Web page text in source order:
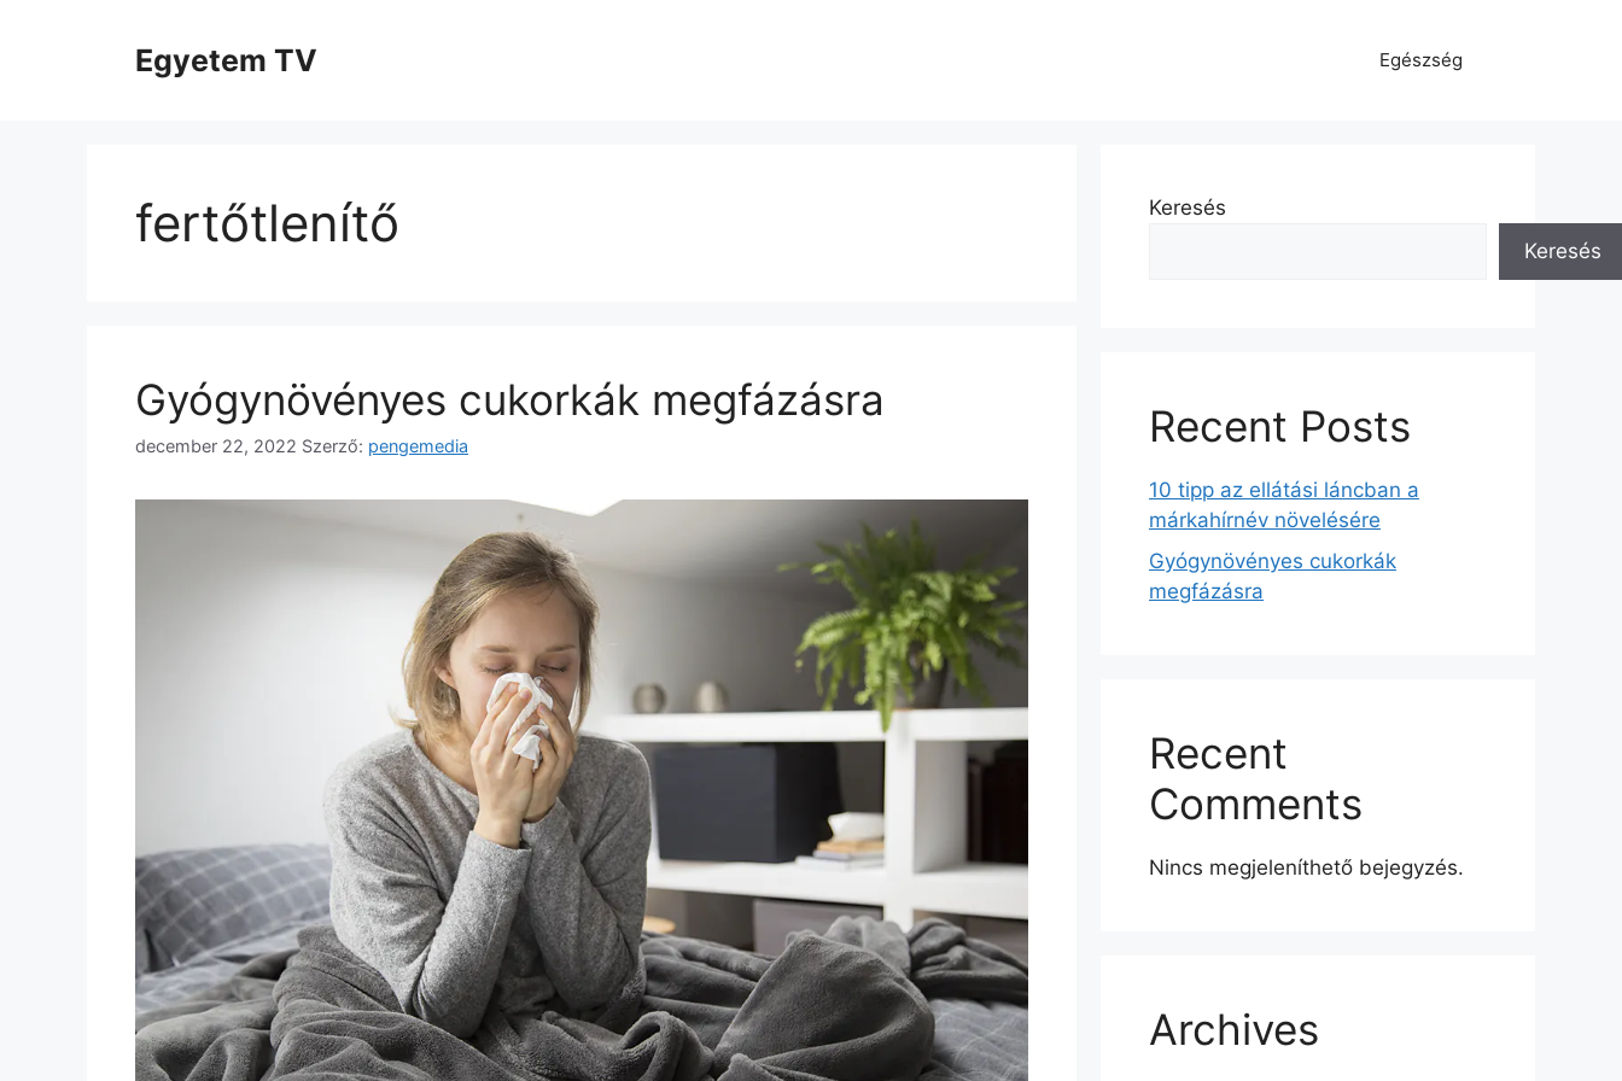
Egyetem TV Egészség
fertőtlenítő
Gyógynövényes cukorkák megfázásra
december 22, 2022 Szerző: pengemedia
Keresés
Keresés
Recent Posts
10 tipp az ellátási láncban a
márkahírnév növelésére
Gyógynövényes cukorkák
megfázásra
Recent
Comments
Nincs megjeleníthető bejegyzés.
Archives